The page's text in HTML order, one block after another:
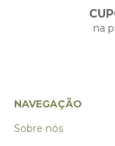
na
NAVEGAÇÃO
Sobre nós